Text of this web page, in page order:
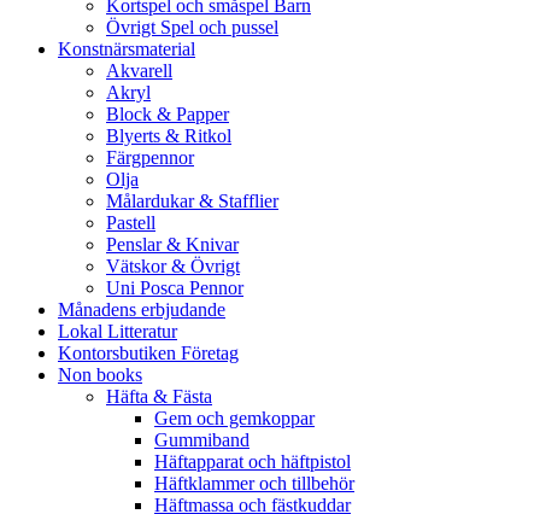
Kortspel och småspel Barn
Övrigt Spel och pussel
Konstnärsmaterial
Akvarell
Akryl
Block & Papper
Blyerts & Ritkol
Färgpennor
Olja
Målardukar & Stafflier
Pastell
Penslar & Knivar
Vätskor & Övrigt
Uni Posca Pennor
Månadens erbjudande
Lokal Litteratur
Kontorsbutiken Företag
Non books
Häfta & Fästa
Gem och gemkoppar
Gummiband
Häftapparat och häftpistol
Häftklammer och tillbehör
Häftmassa och fästkuddar